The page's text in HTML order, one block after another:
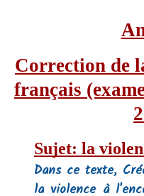
Correction de
français
Sujet: la
Dans ce texte,
la violence à